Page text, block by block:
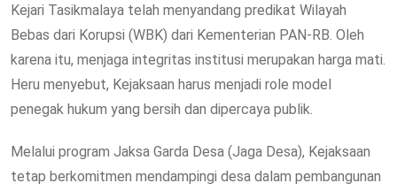
Kejari Tasikmalaya telah menyandang predikat Wilayah
Bebas dari Korupsi (WBK) dari Kementerian PAN-RB. Oleh
karena itu, menjaga integritas institusi merupakan harga mati.
Heru menyebut, Kejaksaan harus menjadi role model
penegak hukum yang bersih dan dipercaya publik.
Melalui program Jaksa Garda Desa (Jaga Desa), Kejaksaan
tetap berkomitmen mendampingi desa dalam pembangunan